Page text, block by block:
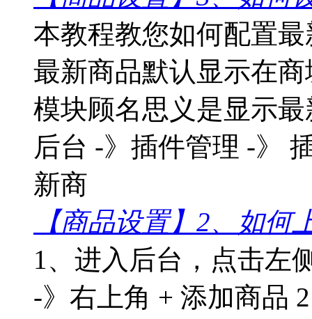
本教程教您如何配置
最新商品默认显示在
模块顾名思义是显示
后台 -》插件管理 -》
新商
【商品设置】2、如何
1、进入后台，点击左
-》右上角 + 添加商品